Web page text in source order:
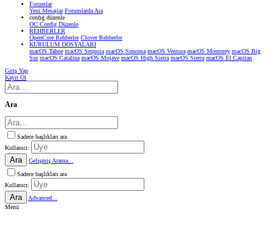
Forumlar
Yeni Mesajlar Forumlarda Ara
confıg düzenle
OC Config Düzenle
REHBERLER
OpenCore Rehberler Clover Rehberler
KURULUM DOSYALARI
macOS Tahoe macOS Sequoia macOS Sonoma macOS Ventura macOS Monterey macOS Big
Sur macOS Catalina macOS Mojave macOS High Sierra macOS Sierra macOS El Capitan
Giriş Yap
Kayıt Ol
Ara
Sadece başlıkları ara
Kullanıcı:
Ara
Gelişmiş Arama...
Sadece başlıkları ara
Kullanıcı:
Ara
Advanced...
Menü